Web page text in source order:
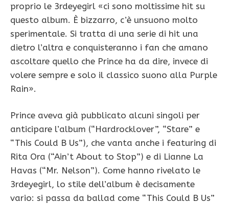
proprio le 3rdeyegirl «ci sono moltissime hit su
questo album. È bizzarro, c’è unsuono molto
sperimentale. Si tratta di una serie di hit una
dietro l’altra e conquisteranno i fan che amano
ascoltare quello che Prince ha da dire, invece di
volere sempre e solo il classico suono alla Purple
Rain».
Prince aveva già pubblicato alcuni singoli per
anticipare l’album (“Hardrocklover”, “Stare” e
“This Could B Us”), che vanta anche i featuring di
Rita Ora (“Ain’t About to Stop”) e di Lianne La
Havas (“Mr. Nelson”). Come hanno rivelato le
3rdeyegirl, lo stile dell’album è decisamente
vario: si passa da ballad come “This Could B Us”